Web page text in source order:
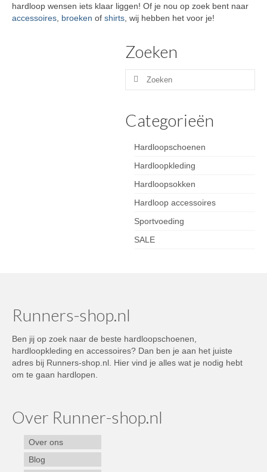
hardloop wensen iets klaar liggen! Of je nou op zoek bent naar
accessoires broeken of shirts , wij hebben het voor je!
Zoeken
Zoeken
Categorieën
Hardloopschoenen
Hardloopkleding
Hardloopsokken
Hardloop accessoires
Sportvoeding
SALE
Runners-shop.nl
Ben jij op zoek naar de beste hardloopschoenen,
hardloopkleding en accessoires? Dan ben je aan het juiste
adres bij Runners-shop.nl. Hier vind je alles wat je nodig hebt
om te gaan hardlopen.
Over Runner-shop.nl
Over ons
Blog